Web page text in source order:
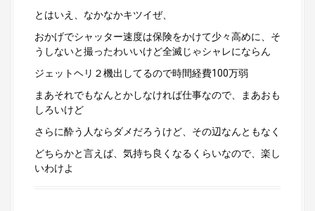
とはいえ、なかなかキツイぜ、
おかげでシャッター速度は保険をかけて少々高めに、そ
うしないと撮ったわいいけど全滅じゃシャレにならん
ジェットヘリ２機出してるので時間経費100万弱
まあそれでもなんとかしなければ仕事なので、まあおも
しろいけど
さらに酔う人ならダメだろうけど、その辺なんともなく
どちらかと言えば、気持ち良くなるくらいなので、楽し
いわけよ